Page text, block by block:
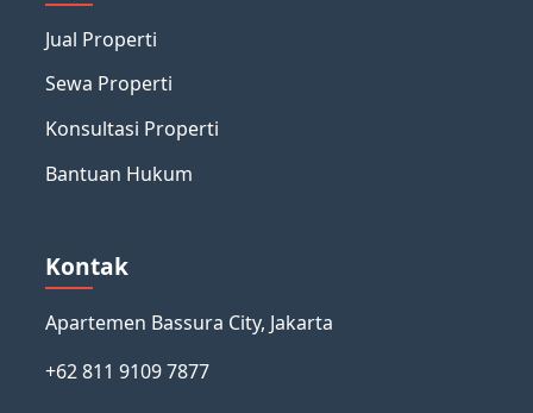
Jual Properti
Sewa Properti
Konsultasi Properti
Bantuan Hukum
Kontak
Apartemen Bassura City, Jakarta
+62 811 9109 7877